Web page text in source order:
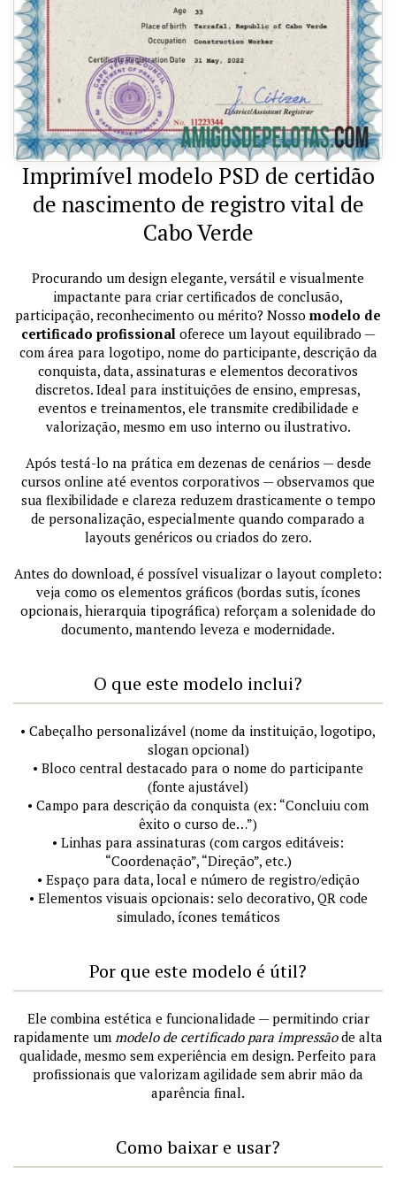
Imprimível modelo PSD de certidão
de nascimento de registro vital de
Cabo Verde
Procurando um design elegante, versátil e visualmente
impactante para criar certificados de conclusão,
participação, reconhecimento ou mérito? Nosso modelo de
certificado profissionaloferece um layout equilibrado —
com área para logotipo, nome do participante, descrição da
conquista, data, assinaturas e elementos decorativos
discretos. Ideal para instituições de ensino, empresas,
eventos e treinamentos, ele transmite credibilidade e
valorização, mesmo em uso interno ou ilustrativo.
Após testá-lo na prática em dezenas de cenários — desde
cursos online até eventos corporativos — observamos que
sua flexibilidade e clareza reduzem drasticamente o tempo
de personalização, especialmente quando comparado a
layouts genéricos ou criados do zero.
Antes do download, é possível visualizar o layout completo:
veja como os elementos gráficos (bordas sutis, ícones
opcionais, hierarquia tipográfica) reforçam a solenidade do
documento, mantendo leveza e modernidade.
O que este modelo inclui?
• Cabeçalho personalizável (nome da instituição, logotipo,
slogan opcional)
• Bloco central destacado para o nome do participante
(fonte ajustável)
• Campo para descrição da conquista (ex: “Concluiu com
êxito o curso de…”)
• Linhas para assinaturas (com cargos editáveis:
“Coordenação”, “Direção”, etc.)
• Espaço para data, local e número de registro/edição
• Elementos visuais opcionais: selo decorativo, QR code
simulado, ícones temáticos
Por que este modelo é útil?
Ele combina estética e funcionalidade — permitindo criar
rapidamente um modelo de certificado para impressãode alta
qualidade, mesmo sem experiência em design. Perfeito para
profissionais que valorizam agilidade sem abrir mão da
aparência final.
Como baixar e usar?